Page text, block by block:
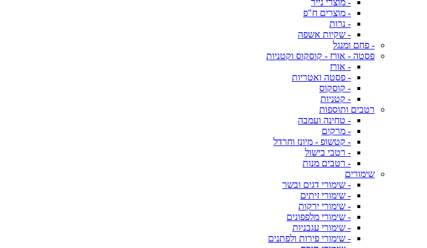
- מוצרי נייר
- מוצרים ח"פ
- נרות
- שקיות אשפה
- פחם ומנגל
פסטה - אורז - קוסקוס וקטניות
- אורז
- פסטה ואטריות
- קוסקוס
- קטניות
רטבים ותוספות
- טחינה ועמבה
- מרקים
- קטשופ - מיונז וחרדל
- רטבי בישול
- רטבים מנות
שימורים
- שימורי דגים ובשר
- שימורי זיתים
- שימורי ירקות
- שימורי מלפפונים
- שימורי עגבניות
- שימורי פירות ולפתנים